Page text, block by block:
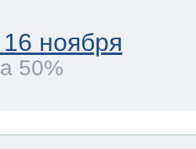
ноября
50%